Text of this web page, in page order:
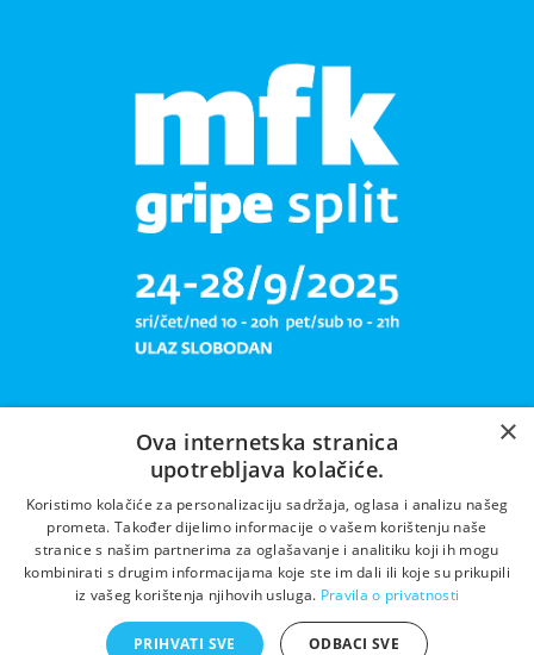
Libar plete mrižu svoju!
×
Ova internetska stranica
upotrebljava kolačiće.
Koristimo kolačiće za personalizaciju sadržaja, oglasa i analizu našeg
prometa. Također dijelimo informacije o vašem korištenju naše
stranice s našim partnerima za oglašavanje i analitiku koji ih mogu
kombinirati s drugim informacijama koje ste im dali ili koje su prikupili
iz vašeg korištenja njihovih usluga. Pravila o privatnosti
PRIHVATI SVE ODBACI SVE